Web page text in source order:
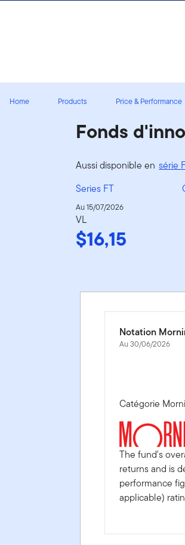
Home Products Price & Performance
Fonds
Aussi disponible en série
Series FT
Au 15/07/2026
VL
$16,15
Notation
Au 30/06/2026
Catégorie
The fund's
returns and is
performance
applicable)